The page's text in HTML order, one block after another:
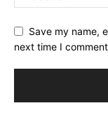
Save my name,
next time I